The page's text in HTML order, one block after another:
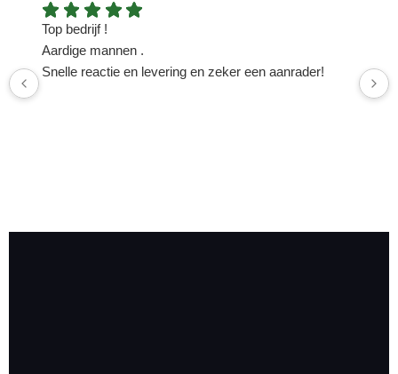
Top bedrijf !
Aardige mannen .
Snelle reactie en levering en zeker een aanrader!